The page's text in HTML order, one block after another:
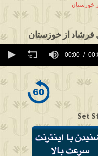
خوزستان
از خوزستان
seconds
seconds
00:00
Set